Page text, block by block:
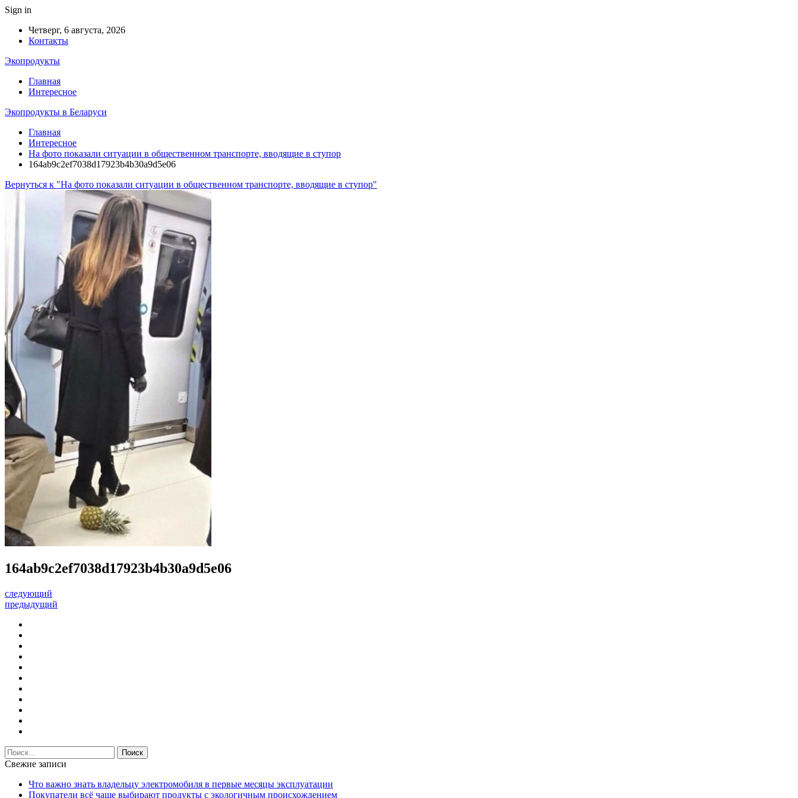
Sign in
Четверг, 6 августа, 2026
Контакты
Экопродукты
Главная
Интересное
Экопродукты в Беларуси
Главная
Интересное
На фото показали ситуации в общественном транспорте, вводящие в ступор
164ab9c2ef7038d17923b4b30a9d5e06
Вернуться к "На фото показали ситуации в общественном транспорте, вводящие в ступор"
164ab9c2ef7038d17923b4b30a9d5e06
следующий
предыдущий
Свежие записи
Что важно знать владельцу электромобиля в первые месяцы эксплуатации
Покупатели всё чаще выбирают продукты с экологичным происхождением